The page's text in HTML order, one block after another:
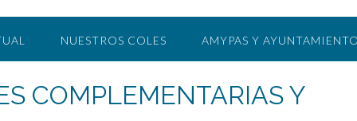
NUESTROS COLES AMYPAS Y
COMPLEMENTARIAS Y